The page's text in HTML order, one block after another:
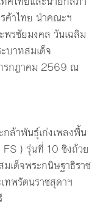
ค้าไทย นำคณะฯ
พรชัยมงคล วันเฉลิม
บาทสมเด็จ
รกฎาคม 2569 ณ
กล้าพันธุ์เก่งเพลงพื้น
) รุ่นที่ 10 ชิงถ้วย
มเด็จพระกนิษฐาธิราช
ทพรัตนราชสุดาฯ